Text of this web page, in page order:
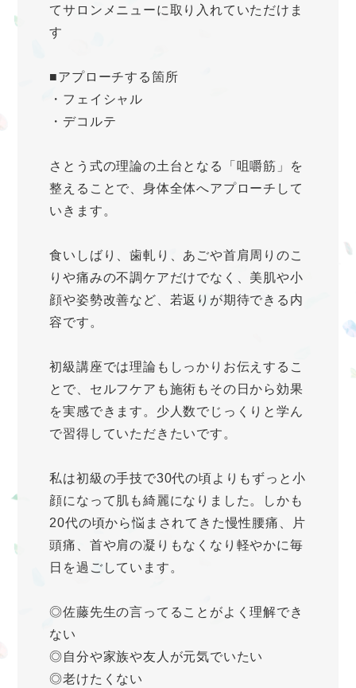
てサロンメニューに取り入れていただけま
す
■アプローチする箇所
・フェイシャル
・デコルテ
さとう式の理論の土台となる「咀嚼筋」を
整えることで、身体全体へアプローチして
いきます。
食いしばり、歯軋り、あごや首肩周りのこ
りや痛みの不調ケアだけでなく、美肌や小
顔や姿勢改善など、若返りが期待できる内
容です。
初級講座では理論もしっかりお伝えするこ
とで、セルフケアも施術もその日から効果
を実感できます。少人数でじっくりと学ん
で習得していただきたいです。
私は初級の手技で30代の頃よりもずっと小
顔になって肌も綺麗になりました。しかも
20代の頃から悩まされてきた慢性腰痛、片
頭痛、首や肩の凝りもなくなり軽やかに毎
日を過ごしています。
◎佐藤先生の言ってることがよく理解でき
ない
◎自分や家族や友人が元気でいたい
◎老けたくない